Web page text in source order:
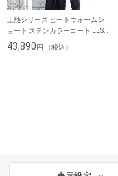
上熱シリーズ ヒートウォームシ
ョート ステンカラーコート LES
MUES
43,890円 （税込）